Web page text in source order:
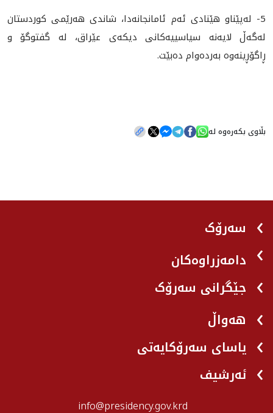
5- له‌پێناو هێنادى ئه‌م ئامانجانه‌دا، شاندى هه‌رێمى كوردستان
له‌گه‌ڵ لايه‌نه‌ سياسييه‌كانى ديكه‌ى عێراق، له‌ گفتوگۆ و
ڕاگۆڕينه‌وه‌ به‌رده‌وام ده‌بێت.
بڵاوی بکەرەوە لە
سەرۆک
دامەزراوەکان
جێگرانی سه‌رۆک
هه‌واڵ
یاسای سەرۆکایەتی
ئەرشیف
info@presidency.gov.krd